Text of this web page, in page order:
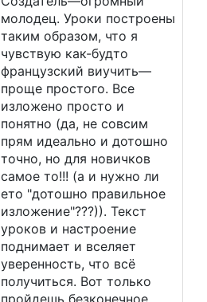
молодец. Уроки построены
таким образом, что я
чувствую как-будто
французский виучить—
проще простого. Все
изложено просто и
понятно (да, не совсим
прям идеально и дотошно
точно, но для новичков
самое то!!! (а и нужно ли
ето "дотошно правильное
изложение"???)). Текст
уроков и настроение
поднимает и вселяет
уверенность, что всё
получиться. Вот только
пройдешь безконечное